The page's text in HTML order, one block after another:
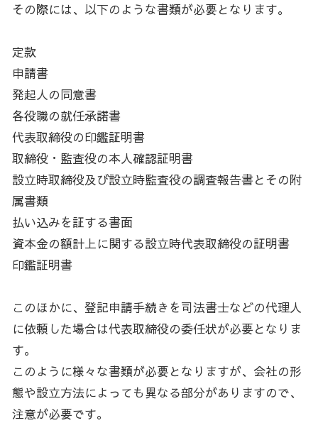
その際には、以下のような書類が必要となります。
定款
申請書
発起人の同意書
各役職の就任承諾書
代表取締役の印鑑証明書
取締役・監査役の本人確認証明書
設立時取締役及び設立時監査役の調査報告書とその附
属書類
払い込みを証する書面
資本金の額計上に関する設立時代表取締役の証明書
印鑑証明書
このほかに、登記申請手続きを司法書士などの代理人
に依頼した場合は代表取締役の委任状が必要となりま
す。
このように様々な書類が必要となりますが、会社の形
態や設立方法によっても異なる部分がありますので、
注意が必要です。